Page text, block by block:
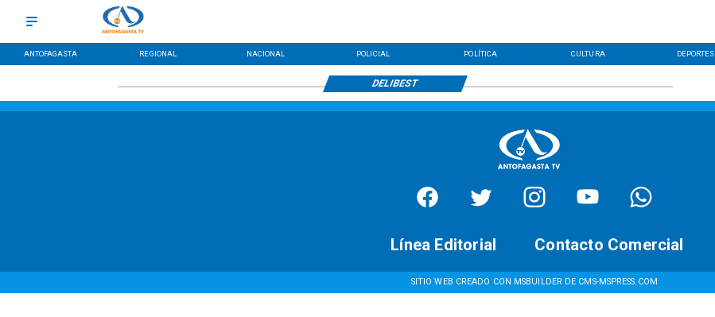
ANTOFAGASTA REGIONAL NACIONAL POLICIAL POLÍTICA CULTURA DEPORTES
DELIBEST
SITIO WEB CREADO CON MSBUILDER DE CMS-MSPRESS.COM
Contacto Comercial
Línea Editorial